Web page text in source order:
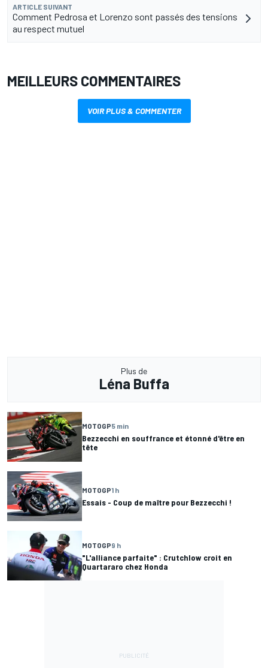
ARTICLE SUIVANT
Comment Pedrosa et Lorenzo sont passés des tensions
au respect mutuel
MEILLEURS COMMENTAIRES
VOIR PLUS & COMMENTER
Plus de
Léna Buffa
MOTOGP5 min
Bezzecchi en souffrance et étonné d'être en
tête
MOTOGP1 h
Essais - Coup de maître pour Bezzecchi !
MOTOGP9 h
"L'alliance parfaite" : Crutchlow croit en
Quartararo chez Honda